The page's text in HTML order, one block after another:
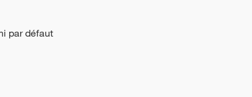
par défaut